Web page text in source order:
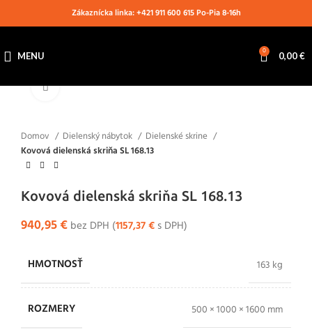
Zákaznícka linka: +421 911 600 615 Po-Pia 8-16h
MENU 0 0,00€
Klikni pre zväčšenie
Domov Dielenský nábytok
Dielenské skrine
Kovová dielenská skriňa SL 168.13
Kovová dielenská skriňa SL 168.13
940,95€ bez DPH (1157,37€ s DPH)
HMOTNOSŤ 163 kg
ROZMERY 500 × 1000 × 1600 mm